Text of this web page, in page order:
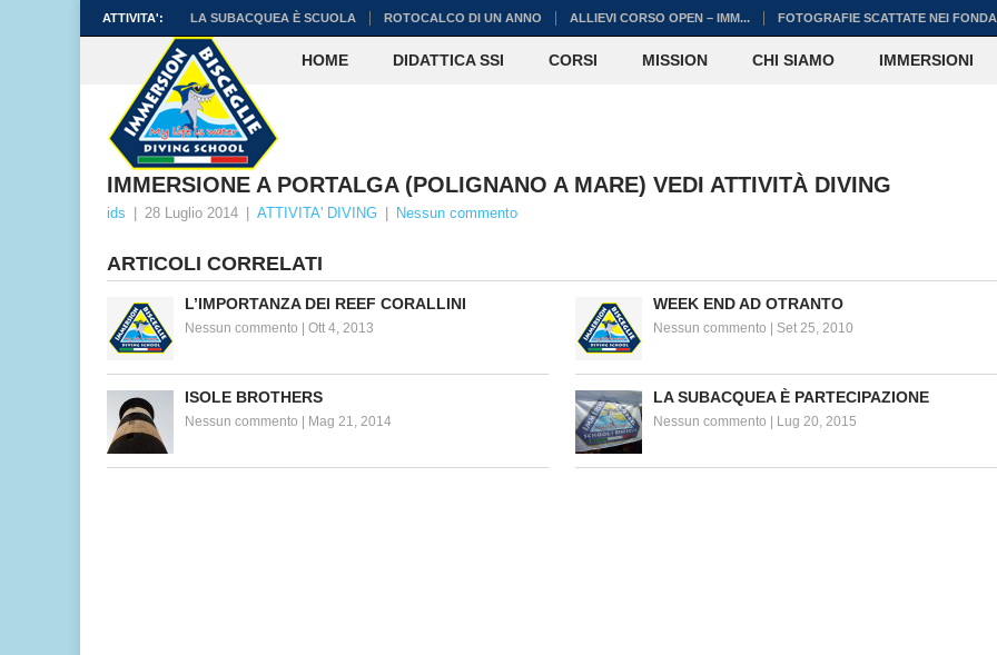
ATTIVITA': LA SUBACQUEA È SCUOLA ROTOCALCO DI UN ANNO ALLIEVI CORSO OPEN – IMM... FOTOGRAFIE SCATTATE NEI
HOME DIDATTICA SSI CORSI MISSION CHI SIAMO IMMERSIONI
IMMERSIONE A PORTALGA (POLIGNANO A MARE) VEDI ATTIVITÀ DIVING
ids 28 Luglio 2014 ATTIVITA' DIVING Nessun commento
ARTICOLI CORRELATI
L’IMPORTANZA DEI REEF CORALLINI
Nessun commento Ott 4, 2013
WEEK END AD OTRANTO
Nessun commento Set 25, 2010
ISOLE BROTHERS
Nessun commento Mag 21, 2014
LA SUBACQUEA È PARTECIPAZIONE
Nessun commento Lug 20, 2015